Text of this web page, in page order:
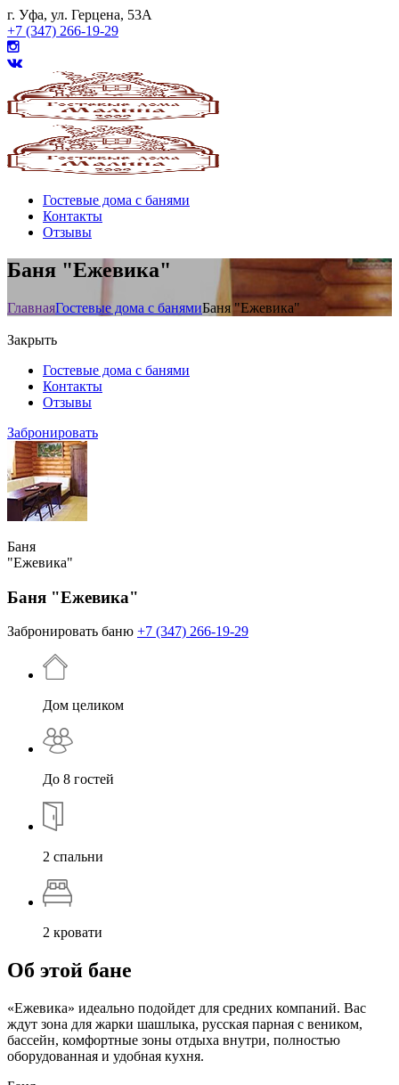
г. Уфа, ул. Герцена, 53А
+7 (347) 266-19-29
Гостевые дома с банями
Контакты
Отзывы
Баня "Ежевика"
ГлавнаяГостевые дома с банямиБаня "Ежевика"
Закрыть
Гостевые дома с банями
Контакты
Отзывы
Забронировать
Баня
"Ежевика"
Баня "Ежевика"
Забронировать баню +7 (347) 266-19-29
Дом целиком
До 8 гостей
2 спальни
2 кровати
Об этой бане
«Ежевика» идеально подойдет для средних компаний. Вас
ждут зона для жарки шашлыка, русская парная с веником,
бассейн, комфортные зоны отдыха внутри, полностью
оборудованная и удобная кухня.